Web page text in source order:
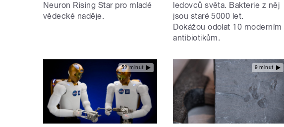
Neuron Rising Star pro mladé
vědecké naděje.
ledovců světa. Bakterie z něj
jsou staré 5000 let.
Dokážou odolat 10 moderním
antibiotikům.
52 minut 9 minut